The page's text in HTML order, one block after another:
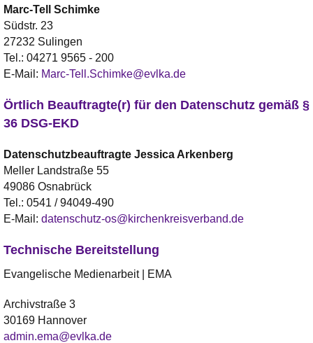
Marc-Tell
Schimke
Südstr. 23
27232 Sulingen
Tel.: 04271 9565 - 200
E-Mail: Marc-Tell.Schimke@evlka.de
Örtlich Beauftragte(r) für den Datenschutz gemäß §
36 DSG-EKD
Datenschutzbeauftragte Jessica Arkenberg
Meller Landstraße 55
49086 Osnabrück
Tel.: 0541 / 94049-490
E-Mail: datenschutz-os@kirchenkreisverband.de
Technische Bereitstellung
Evangelische Medienarbeit | EMA
Archivstraße 3
30169 Hannover
admin.ema@evlka.de